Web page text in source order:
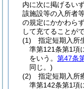
内に次に掲げるい
該施設等の入所者
の規定にかかわら
して充てることがで
(1)
指定短期入所
準第121条第1項
をいう。 第47条
同じ。)
(2)
指定短期入所
準第142条第1項